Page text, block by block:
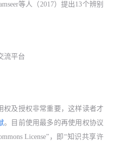
seer等人（2017）提出13个辨别
流平台
权及授权非常重要，这样读者才
。目前使用最多的再使用权协议
License”，
即“知识共享许